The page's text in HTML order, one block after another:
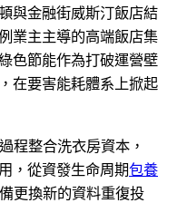
與金融街威斯汀飯店結
業主主導的高端飯店集
色節能作為打破運營壁
在要害能耗體系上掀起
程整合洗衣房資本，
，從資發生命周期包養
更換新的資料重復投